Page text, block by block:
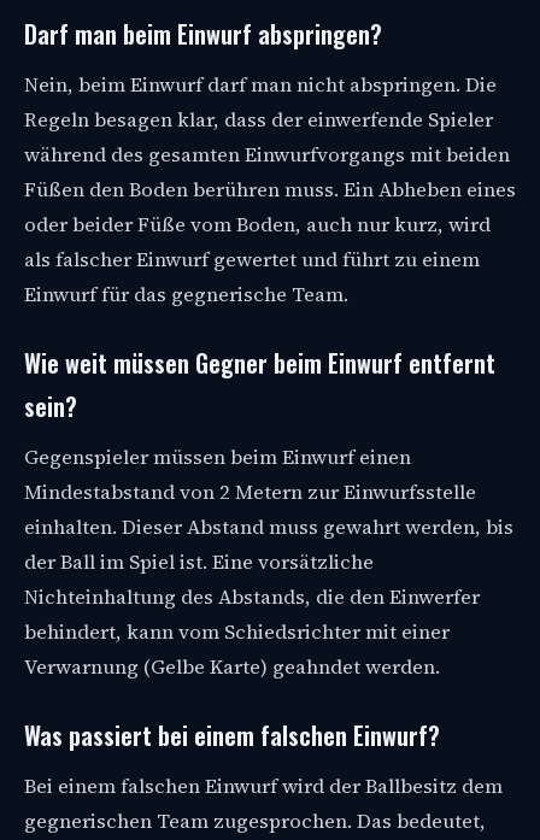
Darf man beim Einwurf abspringen?
Nein, beim Einwurf darf man nicht abspringen. Die
Regeln besagen klar, dass der einwerfende Spieler
während des gesamten Einwurfvorgangs mit beiden
Füßen den Boden berühren muss. Ein Abheben eines
oder beider Füße vom Boden, auch nur kurz, wird
als falscher Einwurf gewertet und führt zu einem
Einwurf für das gegnerische Team.
Wie weit müssen Gegner beim Einwurf entfernt
sein?
Gegenspieler müssen beim Einwurf einen
Mindestabstand von 2 Metern zur Einwurfsstelle
einhalten. Dieser Abstand muss gewahrt werden, bis
der Ball im Spiel ist. Eine vorsätzliche
Nichteinhaltung des Abstands, die den Einwerfer
behindert, kann vom Schiedsrichter mit einer
Verwarnung (Gelbe Karte) geahndet werden.
Was passiert bei einem falschen Einwurf?
Bei einem falschen Einwurf wird der Ballbesitz dem
gegnerischen Team zugesprochen. Das bedeutet,